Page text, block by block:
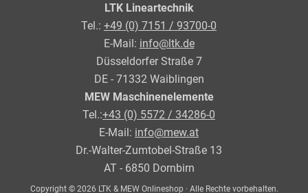
Copyright © 2026 LTK & MEW Onlineshop · Alle Rechte vorbehalten.
LTK Lineartechnik
Tel.: +49 (0) 7151 / 93700-0
E-Mail: info@ltk.de
Düsseldorfer Straße 7
DE - 71332 Waiblingen
MEW Maschinenelemente
Tel.:+43 (0) 5572 / 34286-0
E-Mail: info@mew.at
Dr.-Walter-Zumtobel-Straße 13
AT - 6850 Dornbirn